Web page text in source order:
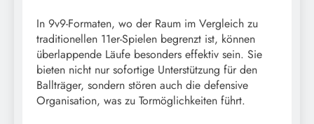
In 9v9-Formaten, wo der Raum im Vergleich zu
traditionellen 11er-Spielen begrenzt ist, können
überlappende Läufe besonders effektiv sein. Sie
bieten nicht nur sofortige Unterstützung für den
Ballträger, sondern stören auch die defensive
Organisation, was zu Tormöglichkeiten führt.